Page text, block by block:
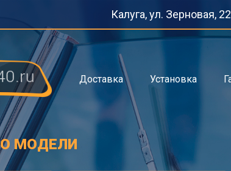
Калуга, ул. Зерновая,
Доставка Установка
МОДЕЛИ